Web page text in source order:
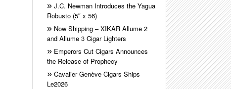
J.C. Newman Introduces the Yagua
Robusto (5″ x 56)
Now Shipping – XIKAR Allume 2
and Allume 3 Cigar Lighters
Emperors Cut Cigars Announces
the Release of Prophecy
Cavalier Genève Cigars Ships
Le2026